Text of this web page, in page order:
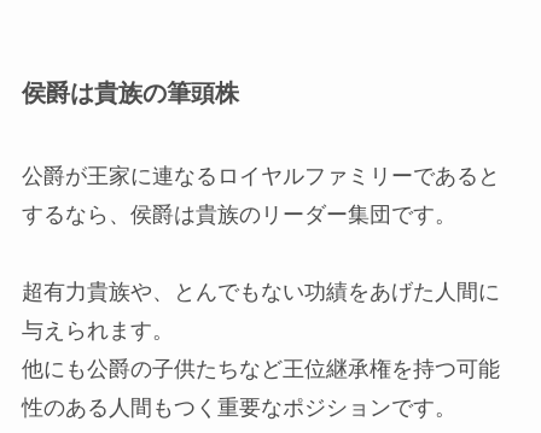
侯爵は貴族の筆頭株
公爵が王家に連なるロイヤルファミリーであると
するなら、侯爵は貴族のリーダー集団です。
超有力貴族や、とんでもない功績をあげた人間に
与えられます。
他にも公爵の子供たちなど王位継承権を持つ可能
性のある人間もつく重要なポジションです。